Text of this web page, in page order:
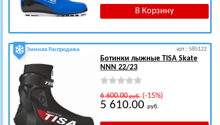
Зимняя Распродажа арт.: S85122
Ботинки лыжные TISA Skate
NNN 22/23
6 600.00руб.(-15%)
5 610.00 руб.